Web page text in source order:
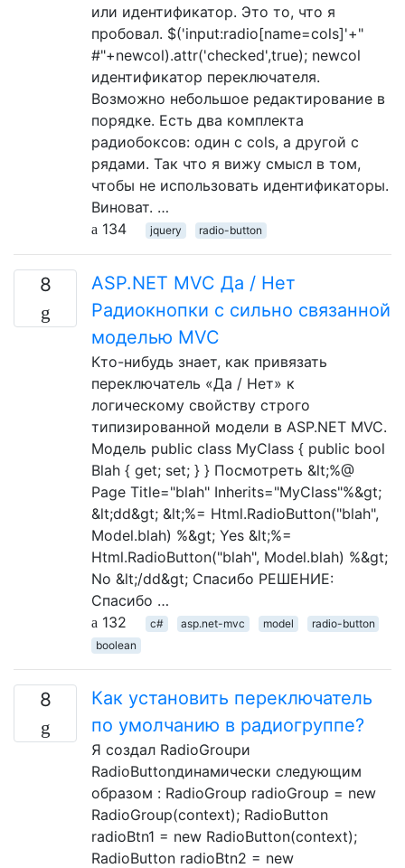
или идентификатор. Это то, что я
пробовал. $('input:radio[name=cols]'+"
#"+newcol).attr('checked',true); newcol
идентификатор переключателя.
Возможно небольшое редактирование в
порядке. Есть два комплекта
радиобоксов: один с cols, а другой с
рядами. Так что я вижу смысл в том,
чтобы не использовать идентификаторы.
Виноват. …
134
jquery radio-button
8
ASP.NET MVC Да / Нет
Радиокнопки с сильно связанной
моделью MVC
Кто-нибудь знает, как привязать
переключатель «Да / Нет» к
логическому свойству строго
типизированной модели в ASP.NET MVC.
Модель public class MyClass { public bool
Blah { get; set; } } Посмотреть &lt;%@
Page Title="blah" Inherits="MyClass"%&gt;
&lt;dd&gt; &lt;%= Html.RadioButton("blah",
Model.blah) %&gt; Yes &lt;%=
Html.RadioButton("blah", Model.blah) %&gt;
No &lt;/dd&gt; Спасибо РЕШЕНИЕ:
Спасибо …
132
c# asp.net-mvc model
radio-button
boolean
8
Как установить переключатель
по умолчанию в радиогруппе?
Я создал RadioGroupи
RadioButtonдинамически следующим
образом : RadioGroup radioGroup = new
RadioGroup(context); RadioButton
radioBtn1 = new RadioButton(context);
RadioButton radioBtn2 = new